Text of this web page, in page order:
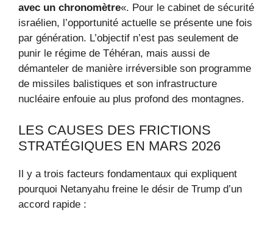
avec un chronomètre«. Pour le cabinet de sécurité
israélien, l’opportunité actuelle se présente une fois
par génération. L’objectif n’est pas seulement de
punir le régime de Téhéran, mais aussi de
démanteler de manière irréversible son programme
de missiles balistiques et son infrastructure
nucléaire enfouie au plus profond des montagnes.
LES CAUSES DES FRICTIONS
STRATÉGIQUES EN MARS 2026
Il y a trois facteurs fondamentaux qui expliquent
pourquoi Netanyahu freine le désir de Trump d’un
accord rapide :